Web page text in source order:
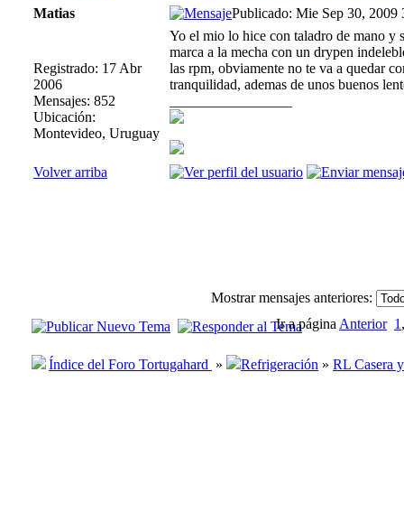
Matias
Publicado: Mie Sep 30, 2009
Registrado: 17 Abr
2006
Mensajes: 852
Ubicación:
Montevideo, Uruguay
Yo el mio lo hice con taladro de mano y
marca a la mecha con un drypen
las rpm, obviamente no te va a quedar
tranquilidad, ademas de unos buenos
Volver arriba
Mostrar mensajes anteriores:
Ir a página Anterior 1
Índice del Foro Tortugahard » Refrigeración » RL Casera